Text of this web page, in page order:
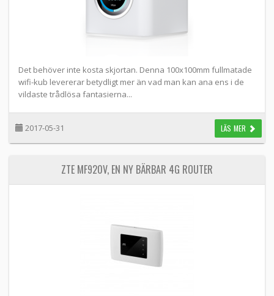
Det behöver inte kosta skjortan. Denna 100x100mm fullmatade
wifi-kub levererar betydligt mer än vad man kan ana ens i de
vildaste trådlösa fantasierna...
2017-05-31 LÄS MER
ZTE MF920V, EN NY BÄRBAR 4G ROUTER